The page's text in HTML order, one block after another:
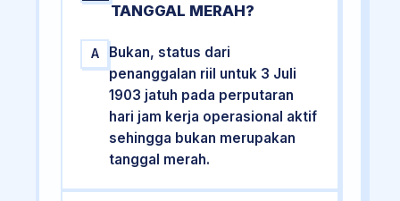
TANGGAL MERAH?
A
Bukan, status dari
penanggalan riil untuk 3 Juli
1903 jatuh pada perputaran
hari jam kerja operasional aktif
sehingga bukan merupakan
tanggal merah.